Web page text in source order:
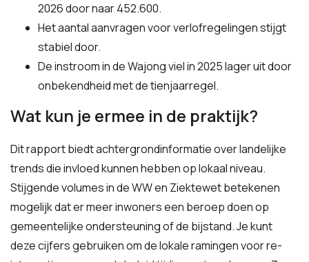
2026 door naar 452.600.
Het aantal aanvragen voor verlofregelingen stijgt
stabiel door.
De instroom in de Wajong viel in 2025 lager uit door
onbekendheid met de tienjaarregel.
Wat kun je ermee in de praktijk?
Dit rapport biedt achtergrondinformatie over landelijke
trends die invloed kunnen hebben op lokaal niveau.
Stijgende volumes in de WW en Ziektewet betekenen
mogelijk dat er meer inwoners een beroep doen op
gemeentelijke ondersteuning of de bijstand. Je kunt
deze cijfers gebruiken om de lokale ramingen voor re-